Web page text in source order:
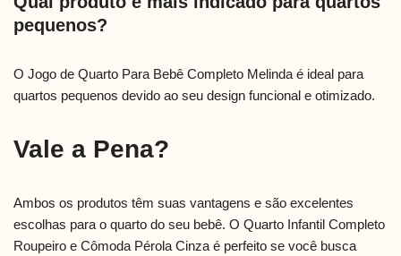
pequenos?
O Jogo de Quarto Para Bebê Completo Melinda é ideal para
quartos pequenos devido ao seu design funcional e otimizado.
Vale a Pena?
Ambos os produtos têm suas vantagens e são excelentes
escolhas para o quarto do seu bebê. O Quarto Infantil Completo
Roupeiro e Cômoda Pérola Cinza é perfeito se você busca